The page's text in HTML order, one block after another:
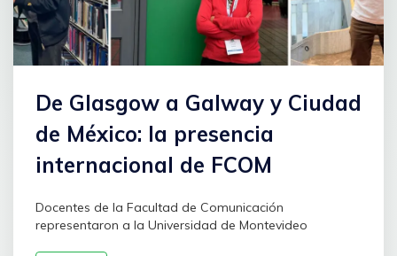
De Glasgow a Galway y Ciudad
de México: la presencia
internacional de FCOM
Docentes de la Facultad de Comunicación
representaron a la Universidad de Montevideo